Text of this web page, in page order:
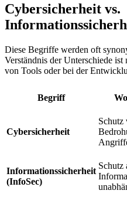
Cybersicherheit vs.
Diese Begriffe werden oft
Verständnis der Unterschiede
von Tools oder bei der
Begriff
Cybersicherheit
Schutz
Informationssicherheit
(InfoSec)
Schutz